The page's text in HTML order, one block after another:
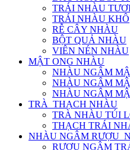
TRÁI NHÀU
TRÁI NHÀU KHÔ
RỄ CÂY NHÀU
BỘT QUẢ NHÀU
VIÊN NÉN NHÀU
MẬT ONG NHÀU
NHÀU NGÂM
NHÀU NGÂM
NHÀU NGÂM
TRÀ_THẠCH NHÀU
TRÀ NHÀU TÚI
THẠCH TRÁI
NHÀU NGÂM
RƯỢU NGÂM